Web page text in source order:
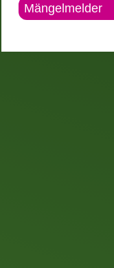
Mängelmelder